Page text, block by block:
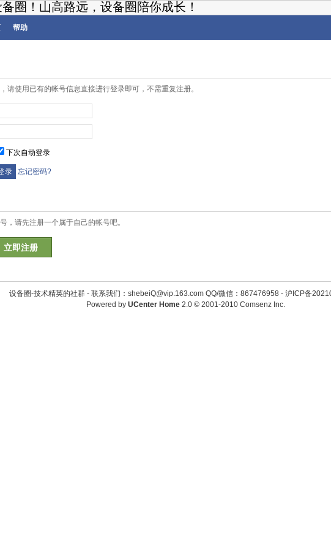
圈！山高路远，设备圈陪你成长！
帮助
请使用已有的帐号信息直接进行登录即可，不需重复注册。
下次自动登录
忘记密码?
，请先注册一个属于自己的帐号吧。
立即注册
设备圈-技术精英的社群 - 联系我们：shebeiQ@vip.163.com QQ/微信：867476958- 沪ICP备
Powered by UCenter Home 2.0© 2001-2010 Comsenz Inc.